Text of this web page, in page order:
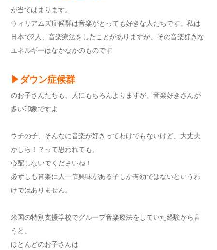
が当てはまります。
ウィリアムズ症候群は音楽がとっても好きな人たちです。私は
日本で2人、音楽療法をしたことがありますが、その音楽好きな
エネルギーはなかなかのものです
▶︎ダウン症候群
のお子さんたちも、人にもちろんよりますが、音楽好きさんが
多い印象ですよ
ウチの子、そんなに音楽が好きってわけでもないけど、大丈夫
かしら！？って思われても、
心配しないでくださいね！
必ずしも音楽に人一倍興味がある子しか有効ではないというわ
けではありません。
米国の特別支援学校でグループ音楽療法をしていた経験から言
うと、
ほとんどのお子さんは